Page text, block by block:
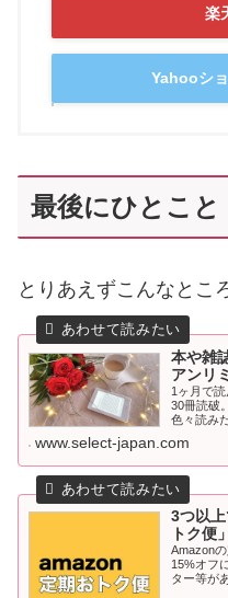
楽
Yahooシ
最後にひとこと
とりあえずこんなとこ
本や雑
アンリ
1ヶ月で
30冊読破
色々読み
www.select-japan.com
3つ以
トク便
Amazon
15%オフ
ター等が